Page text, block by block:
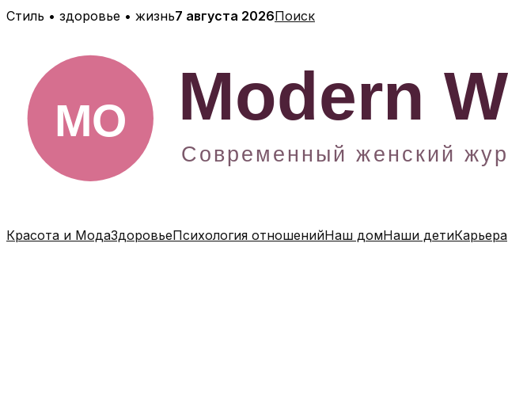
Перейти
содержимому
Стиль • здоровье • жизнь7 августа 2026Поиск
Красота и МодаЗдоровьеПсихология отношенийНаш домНаши детиКарьера